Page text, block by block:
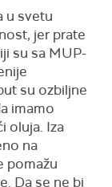
u svetu
jer prate
su sa MUP-
su ozbiljne
imamo
oluja. Iza
na
pomažu
Da se ne bi